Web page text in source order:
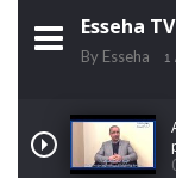
Esseha TV
By Esseha 1